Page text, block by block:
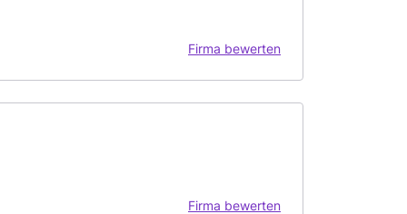
Firma bewerten
Firma bewerten